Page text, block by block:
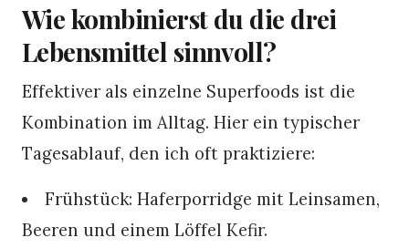
Wie kombinierst du die drei
Lebensmittel sinnvoll?
Effektiver als einzelne Superfoods ist die
Kombination im Alltag. Hier ein typischer
Tagesablauf, den ich oft praktiziere:
Frühstück: Haferporridge mit Leinsamen,
Beeren und einem Löffel Kefir.